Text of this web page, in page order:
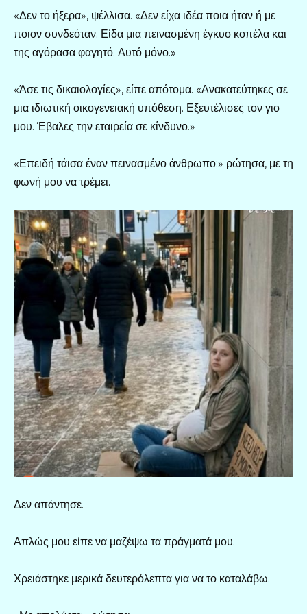
«Δεν το ήξερα», ψέλλισα. «Δεν είχα ιδέα ποια ήταν ή με
ποιον συνδεόταν. Είδα μια πεινασμένη έγκυο κοπέλα και
της αγόρασα φαγητό. Αυτό μόνο.»
«Άσε τις δικαιολογίες», είπε απότομα. «Ανακατεύτηκες σε
μια ιδιωτική οικογενειακή υπόθεση. Εξευτέλισες τον γιο
μου. Έβαλες την εταιρεία σε κίνδυνο.»
«Επειδή τάισα έναν πεινασμένο άνθρωπο;» ρώτησα, με τη
φωνή μου να τρέμει.
Δεν απάντησε.
Απλώς μου είπε να μαζέψω τα πράγματά μου.
Χρειάστηκε μερικά δευτερόλεπτα για να το καταλάβω.